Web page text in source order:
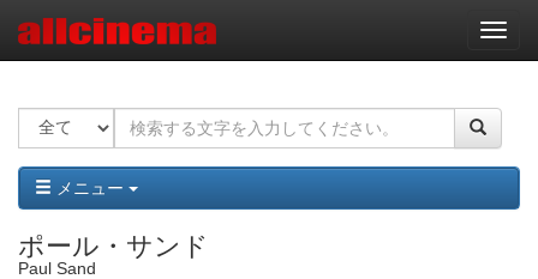
ナ
ビ
ー
ョ
ン
メニュー
ポール・サンド
Paul Sand